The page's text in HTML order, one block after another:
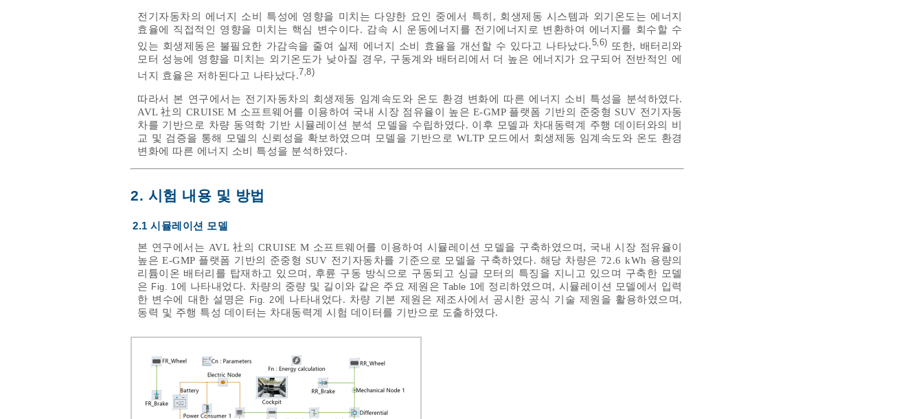
전기자동차의 에너지 소비 특성에 영향을 미치는 다양한 요인 중에서 특히, 회생제동 시스템과 외기온도는 에너지
효율에 직접적인 영향을 미치는 핵심 변수이다. 감속 시 운동에너지를 전기에너지로 변환하여 에너지를 회수할 수
있는 회생제동은 불필요한 가감속을 줄여 실제 에너지 소비 효율을 개선할 수 있다고 나타났다.5,6) 또한, 배터리와
모터 성능에 영향을 미치는 외기온도가 낮아질 경우, 구동계와 배터리에서 더 높은 에너지가 요구되어 전반적인 에
너지 효율은 저하된다고 나타났다.7,8)
따라서 본 연구에서는 전기자동차의 회생제동 임계속도와 온도 환경 변화에 따른 에너지 소비 특성을 분석하였다.
AVL 社의 CRUISE M 소프트웨어를 이용하여 국내 시장 점유율이 높은 E-GMP 플랫폼 기반의 준중형 SUV 전기자동
차를 기반으로 차량 동역학 기반 시뮬레이션 분석 모델을 수립하였다. 이후 모델과 차대동력계 주행 데이터와의 비
교 및 검증을 통해 모델의 신뢰성을 확보하였으며 모델을 기반으로 WLTP 모드에서 회생제동 임계속도와 온도 환경
변화에 따른 에너지 소비 특성을 분석하였다.
2. 시험 내용 및 방법
2.1 시뮬레이션 모델
본 연구에서는 AVL 社의 CRUISE M 소프트웨어를 이용하여 시뮬레이션 모델을 구축하였으며, 국내 시장 점유율이
높은 E-GMP 플랫폼 기반의 준중형 SUV 전기자동차를 기준으로 모델을 구축하였다. 해당 차량은 72.6 kWh 용량의
리튬이온 배터리를 탑재하고 있으며, 후륜 구동 방식으로 구동되고 싱글 모터의 특징을 지니고 있으며 구축한 모델
은 Fig. 1에 나타내었다. 차량의 중량 및 길이와 같은 주요 제원은Table 1에 정리하였으며, 시뮬레이션 모델에서 입력
한 변수에 대한 설명은
Fig. 2에 나타내었다. 차량 기본 제원은 제조사에서 공시한 공식 기술 제원을 활용하였으며,
동력 및 주행 특성 데이터는 차대동력계 시험 데이터를 기반으로 도출하였다.